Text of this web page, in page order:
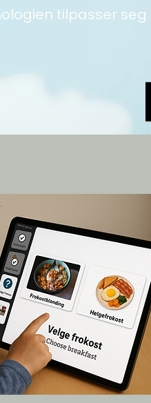
tilpasser seg